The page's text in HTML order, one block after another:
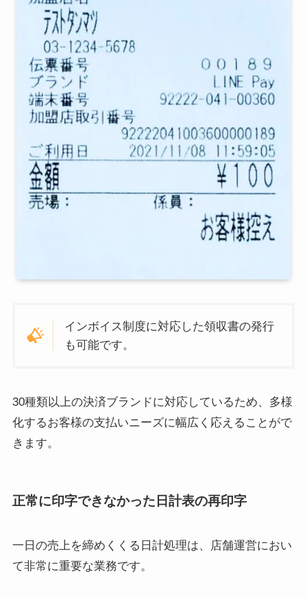
インボイス制度に対応した領収書の発行
も可能です。
30種類以上の決済ブランドに対応しているため、多様
化するお客様の支払いニーズに幅広く応えることがで
きます。
正常に印字できなかった日計表の再印字
一日の売上を締めくくる日計処理は、店舗運営におい
て非常に重要な業務です。